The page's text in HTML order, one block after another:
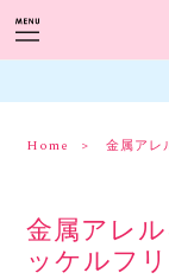
Home 金属アレ
金属アレ
ッケルフリ